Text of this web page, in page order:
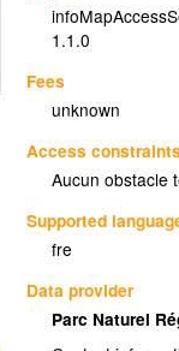
1.1.0
Fees
unknown
Access
Aucun obstacle
Supported
fre
Data provider
Parc Naturel